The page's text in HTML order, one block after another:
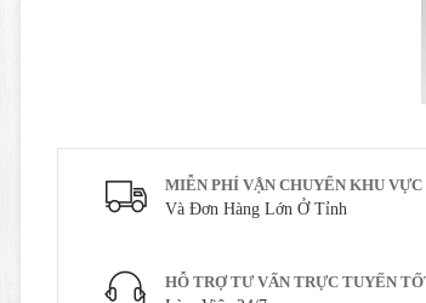
MIỄN PHÍ VẬN CHUYỂN KHU VỰC
Và Đơn Hàng Lớn Ở Tỉnh
HỖ TRỢ TƯ VẤN TRỰC TUYẾN